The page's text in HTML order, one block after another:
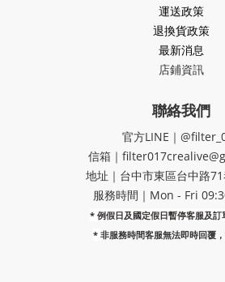
運送政策
退換貨政策
最新消息
店鋪資訊
聯絡我們
官方LINE｜
信箱｜
地址｜​台中市東區台中路
服務時間｜Mon - Fri
* 例假日及國定假日暫停客服及訂
* 非服務時間客服無法即時回覆